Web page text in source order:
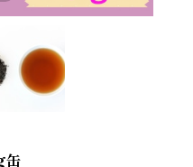
缶